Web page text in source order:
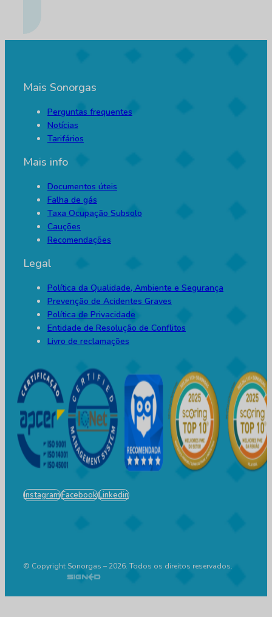
Mais Sonorgas
Perguntas frequentes
Notícias
Tarifários
Mais info
Documentos úteis
Falha de gás
Taxa Ocupação Subsolo
Cauções
Recomendações
Legal
Política da Qualidade, Ambiente e Segurança
Prevenção de Acidentes Graves
Política de Privacidade
Entidade de Resolução de Conflitos
Livro de reclamações
InstagramFacebookLinkedin
© Copyright Sonorgas – 2026. Todos os direitos reservados.